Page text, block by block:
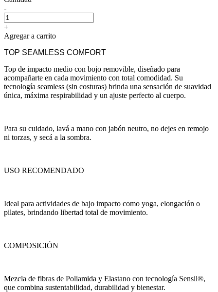
-
+
Agregar a carrito
TOP SEAMLESS COMFORT
Top de impacto medio con bojo removible, diseñado para
acompañarte en cada movimiento con total comodidad. Su
tecnología seamless (sin costuras) brinda una sensación de suavidad
única, máxima respirabilidad y un ajuste perfecto al cuerpo.
Para su cuidado, lavá a mano con jabón neutro, no dejes en remojo
ni torzas, y secá a la sombra.
USO RECOMENDADO
Ideal para actividades de bajo impacto como yoga, elongación o
pilates, brindando libertad total de movimiento.
COMPOSICIÓN
Mezcla de fibras de Poliamida y Elastano con tecnología Sensil®,
que combina sustentabilidad, durabilidad y bienestar.